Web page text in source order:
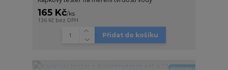
165 Kč/ks
136 Kč bez DPH
Přidat do košíku
Novinka